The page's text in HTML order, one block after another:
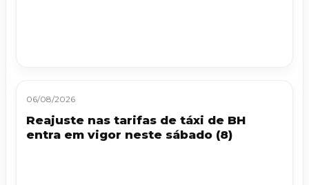
06/08/2026
Reajuste nas tarifas de táxi de BH
entra em vigor neste sábado (8)